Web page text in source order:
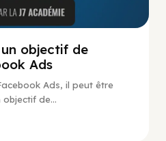
objectif de
Ads
Ads, il peut être
de...